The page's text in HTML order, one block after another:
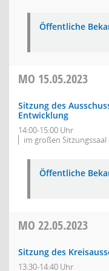
Öffentliche
MO 15.05.2023
Sitzung des
Entwicklung
14:00-15:00 Uhr
im großen
Öffentliche
MO 22.05.2023
Sitzung des
13:30-14:40 Uhr